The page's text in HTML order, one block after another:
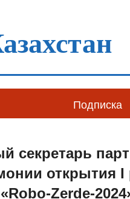
Подписка
секретарь
открытия
Zerde-